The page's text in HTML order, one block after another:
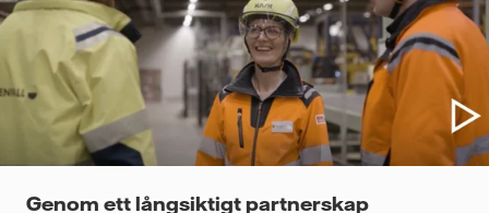
Genom ett långsiktigt partnerskap